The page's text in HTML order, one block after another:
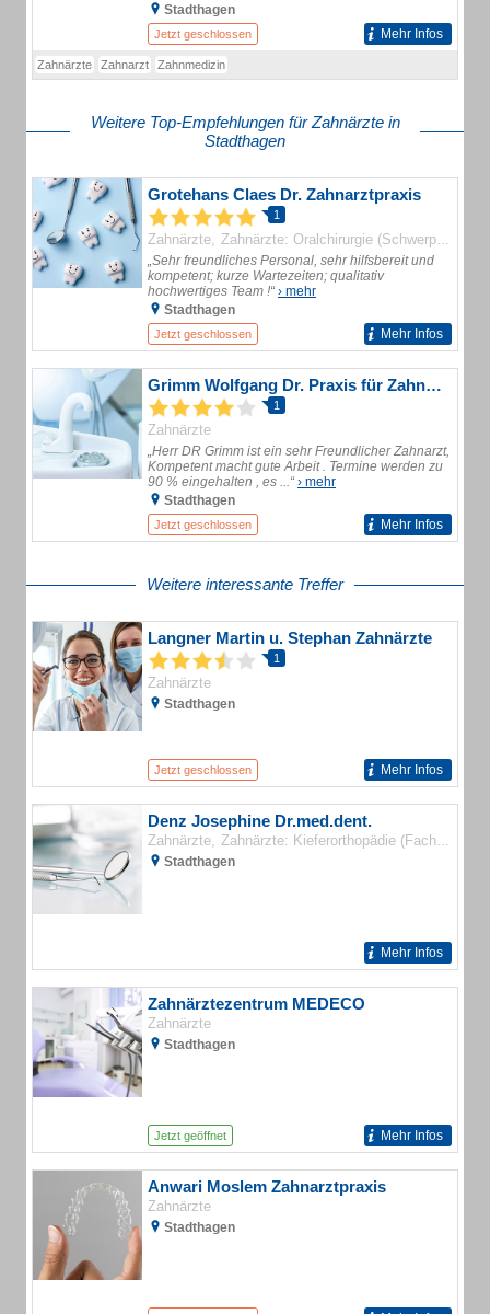
Stadthagen
Jetzt geschlossen Mehr Infos
Zahnärzte Zahnarzt Zahnmedizin
Weitere Top-Empfehlungen für Zahnärzte in
Stadthagen
Grotehans Claes Dr. Zahnarztpraxis
1
Zahnärzte Zahnärzte: Oralchirurgie (Schwerpunkt)
„Sehr freundliches Personal, sehr hilfsbereit und
kompetent; kurze Wartezeiten; qualitativ
hochwertiges Team !“› mehr
Stadthagen
Jetzt geschlossen Mehr Infos
Grimm Wolfgang Dr. Praxis für Zahnmedizin
1
Zahnärzte
„Herr DR Grimm ist ein sehr Freundlicher Zahnarzt,
Kompetent macht gute Arbeit . Termine werden zu
90 % eingehalten , es ...“› mehr
Stadthagen
Jetzt geschlossen Mehr Infos
Weitere interessante Treffer
Langner Martin u. Stephan Zahnärzte
1
Zahnärzte
Stadthagen
Jetzt geschlossen Mehr Infos
Denz Josephine Dr.med.dent.
Zahnärzte Zahnärzte: Kieferorthopädie (Fachzahnärzte)
Stadthagen
Mehr Infos
Zahnärztezentrum MEDECO
Zahnärzte
Stadthagen
Jetzt geöffnet Mehr Infos
Anwari Moslem Zahnarztpraxis
Zahnärzte
Stadthagen